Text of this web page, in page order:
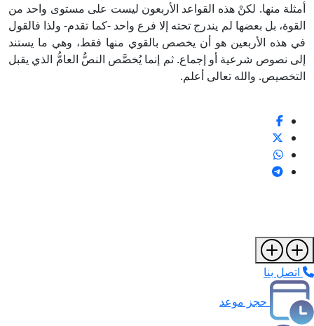
أمثلة منها. لكنْ هذه القواعد الأربعون ليست على مستوى واحد من
القوة، بل بعضها لم يندرج تحته إلا فرع واحد -كما تقدم- ولذا فالقول
في هذه الأربعين هو أن يخصص بالقوي منها فقط، وهي ما يستند
إلى نصوص شرعية أو إجماع. ثم إنما يُخصَّص النصُّ العامُّ الذي يقبل
التخصيص. والله تعالى أعلم.
اتصل بنا
حجز موعد